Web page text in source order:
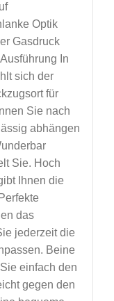
Optik
Gasdruck
In
sich der
für
Sie nach
abhängen
Sie. Hoch
Ihnen die
das
jederzeit die
Beine
einfach den
gegen den